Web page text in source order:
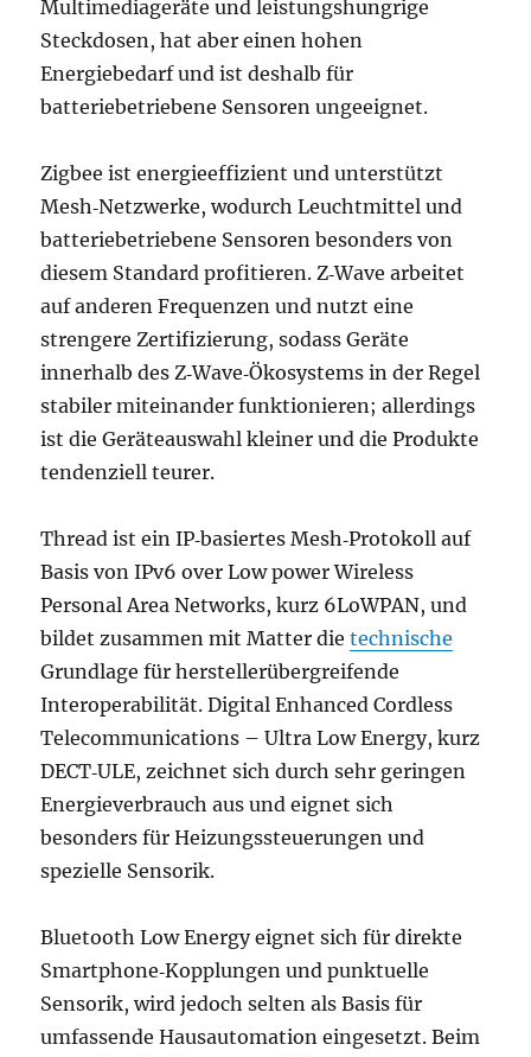
Multimediageräte und leistungshungrige
Steckdosen, hat aber einen hohen
Energiebedarf und ist deshalb für
batteriebetriebene Sensoren ungeeignet.
Zigbee ist energieeffizient und unterstützt
Mesh‑Netzwerke, wodurch Leuchtmittel und
batteriebetriebene Sensoren besonders von
diesem Standard profitieren. Z‑Wave arbeitet
auf anderen Frequenzen und nutzt eine
strengere Zertifizierung, sodass Geräte
innerhalb des Z‑Wave‑Ökosystems in der Regel
stabiler miteinander funktionieren; allerdings
ist die Geräteauswahl kleiner und die Produkte
tendenziell teurer.
Thread ist ein IP‑basiertes Mesh‑Protokoll auf
Basis von IPv6 over Low power Wireless
Personal Area Networks, kurz 6LoWPAN, und
bildet zusammen mit Matter dietechnische
Grundlage für herstellerübergreifende
Interoperabilität. Digital Enhanced Cordless
Telecommunications – Ultra Low Energy, kurz
DECT‑ULE, zeichnet sich durch sehr geringen
Energieverbrauch aus und eignet sich
besonders für Heizungssteuerungen und
spezielle Sensorik.
Bluetooth Low Energy eignet sich für direkte
Smartphone‑Kopplungen und punktuelle
Sensorik, wird jedoch selten als Basis für
umfassende Hausautomation eingesetzt. Beim